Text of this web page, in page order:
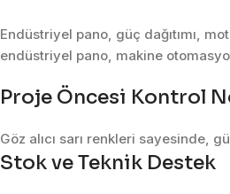
Endüstriyel pano, güç dağıtımı,
endüstriyel pano, makine
Proje Öncesi Kontrol
Göz alıcı sarı renkleri sayesinde,
Stok ve Teknik Destek